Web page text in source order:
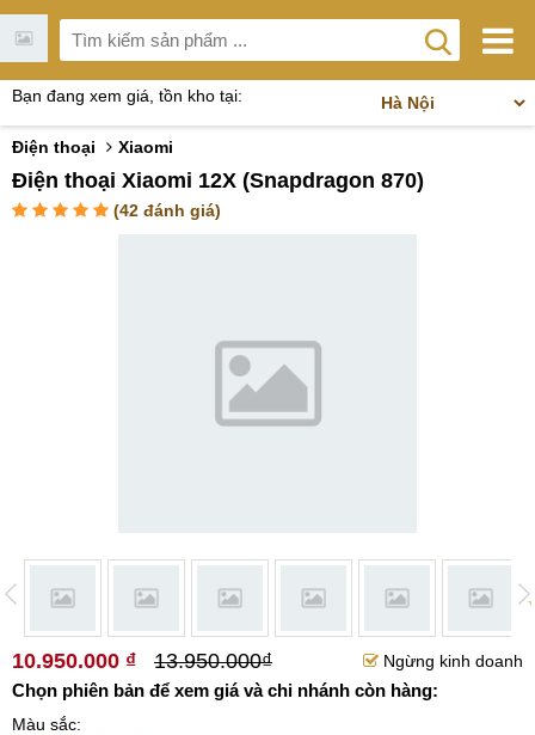
Bạn đang xem giá, tồn kho tại:
Điện thoại Xiaomi
Điện thoại Xiaomi 12X (Snapdragon 870)
(42 đánh giá)
10.950.000 ₫ 13.950.000₫ Ngừng kinh doanh
Chọn phiên bản để xem giá và chi nhánh còn hàng:
Màu sắc